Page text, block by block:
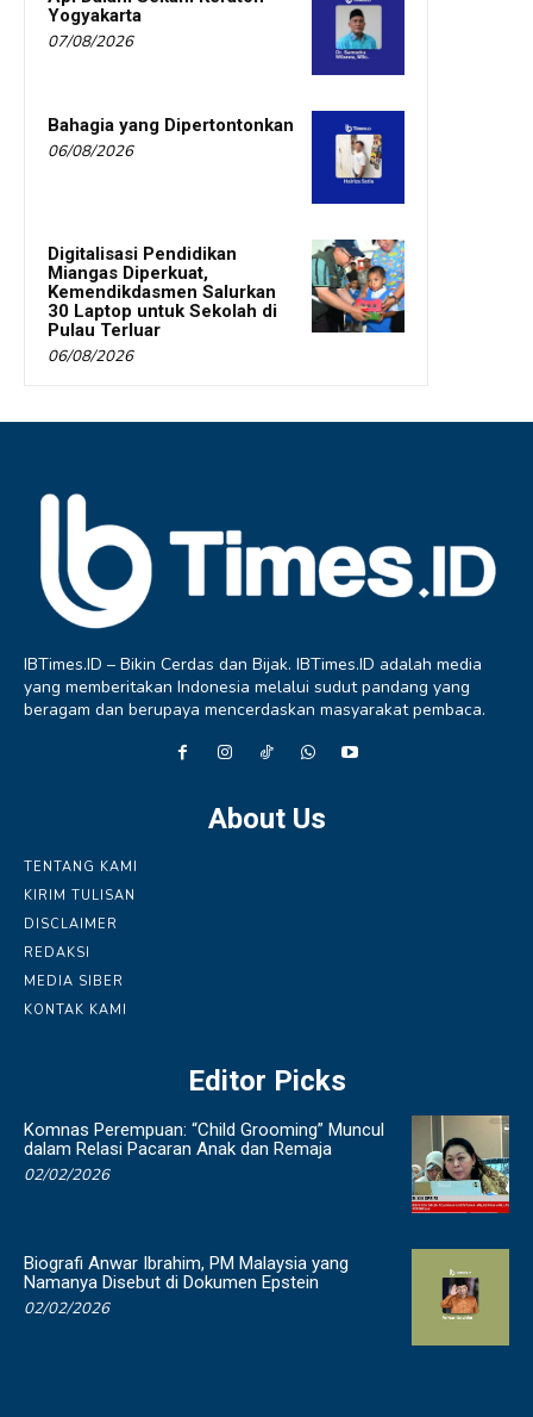
Yogyakarta
07/08/2026
Bahagia yang Dipertontonkan
06/08/2026
Digitalisasi Pendidikan
Miangas Diperkuat,
Kemendikdasmen Salurkan
30 Laptop untuk Sekolah di
Pulau Terluar
06/08/2026
IBTimes.ID – Bikin Cerdas dan Bijak. IBTimes.ID adalah media
yang memberitakan Indonesia melalui sudut pandang yang
beragam dan berupaya mencerdaskan masyarakat pembaca.
About Us
TENTANG KAMI
KIRIM TULISAN
DISCLAIMER
REDAKSI
MEDIA SIBER
KONTAK KAMI
Editor Picks
Komnas Perempuan: “Child Grooming” Muncul
dalam Relasi Pacaran Anak dan Remaja
02/02/2026
Biografi Anwar Ibrahim, PM Malaysia yang
Namanya Disebut di Dokumen Epstein
02/02/2026